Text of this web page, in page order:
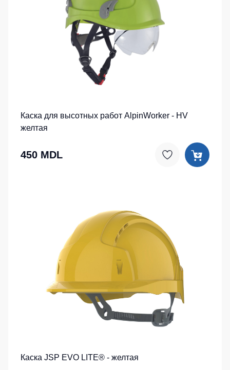
Каска для высотных работ AlpinWorker - HV
желтая
450 MDL
Каска JSP EVO LITE® - желтая